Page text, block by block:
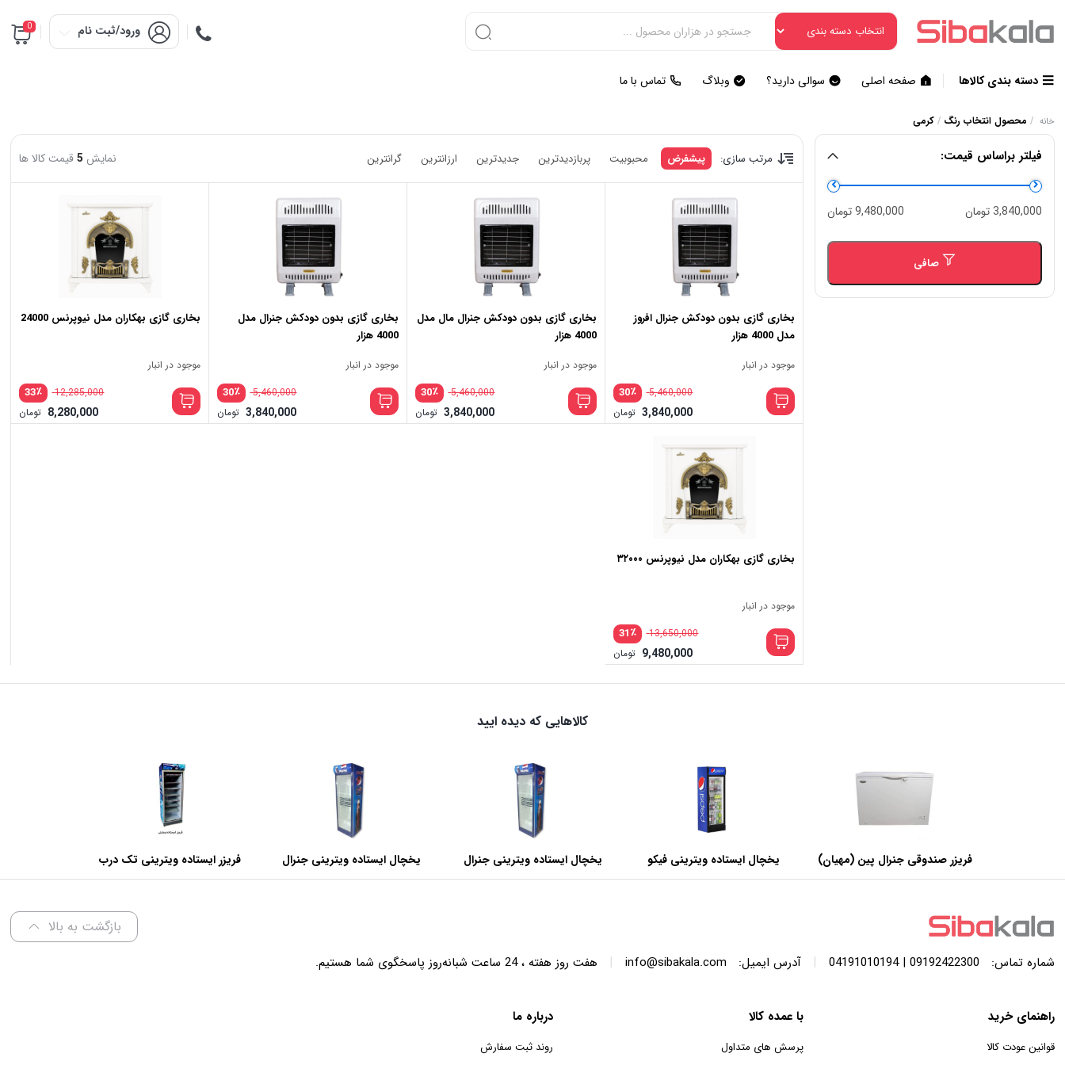
ورود/ثبت نام 0
دسته بندی کالاها صفحه اصلی سوالی دارید؟ وبلاگ تماس با ما
خانه / محصول انتخاب رنگ /کرمی
فیلتر براساس قیمت:
حداقل
قیمت
حداكثر
قيمت
صافی
3,840,000 تومان 9,480,000 تومان
مرتب سازی: پیشفرض محبوبیت پربازدیدترین جدیدترین ارزانترین گرانترین نمایش 5 قیمت کالا ها
بخاری گازی بدون دودکش جنرال افروز
مدل 4000 هزار
موجود در انبار
٪30 5,460,000
3,840,000 تومان
بخاری گازی بدون دودکش جنرال مال مدل
4000 هزار
موجود در انبار
٪30 5,460,000
3,840,000 تومان
بخاری گازی بدون دودکش جنرال مدل
4000 هزار
موجود در انبار
٪30 5,460,000
3,840,000 تومان
بخاری گازی بهکاران مدل نیوپرنس 24000
موجود در انبار
٪33 12,285,000
8,280,000 تومان
بخاری گازی بهکاران مدل نیوپرنس ۳۲۰۰۰
موجود در انبار
٪31 13,650,000
9,480,000 تومان
کالاهایی که دیده ایید
فریزر صندوقی جنرال پین (مهیان)
با ظرفیت 440 لیتر
یخچال ایستاده ویترینی فیکو
عرض 60 سانتی متر
یخچال ایستاده ویترینی جنرال
عرض 60 سانتی متر
یخچال ایستاده ویترینی جنرال
عرض 70 سانتی متر
فریزر ایستاده ویترینی تک درب
عرض 70 سانتی متر
بازگشت به بالا
شماره تماس: 09192422300 | 04191010194
| آدرس ایمیل: info@sibakala.com
| هفت روز هفته ، 24 ساعت شبانه‌روز پاسخگوی شما هستیم.
راهنمای خرید
قوانین عودت کالا
با عمده کالا
پرسش های متداول
درباره ما
روند ثبت سفارش